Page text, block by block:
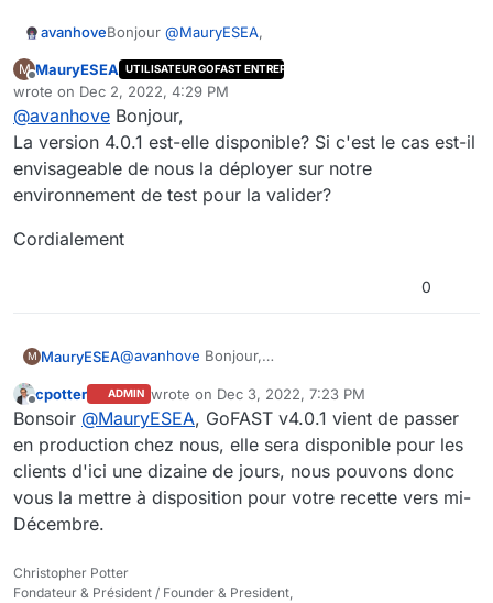
avanhoveBonjour @MauryESEA,
La version 4.0.1 va passer en phase de recette de
notre côté.
Elle sera disponible d'ici à 2 à 3 semaines avec le
correctif demandé.
Cordialement,
M
Offline
MauryESEA UTILISATEUR GOFAST ENTREPRISE
wrote on Dec 2, 2022, 4:29 PM
last edited by
@avanhove Bonjour,
La version 4.0.1 est-elle disponible? Si c'est le cas est-il
envisageable de nous la déployer sur notre
environnement de test pour la valider?
Cordialement
0
M MauryESEA@avanhove Bonjour,
est-il envisageable de nous la déployer sur notre
environnement de test pour la valider?
Cordialement
Offline
cpotter ADMIN wrote on Dec 3, 2022, 7:23 PM
last edited by
Bonsoir @MauryESEA, GoFAST v4.0.1 vient de passer
en production chez nous, elle sera disponible pour les
clients d'ici une dizaine de jours, nous pouvons donc
vous la mettre à disposition pour votre recette vers mi-
Décembre.
Christopher Potter
Fondateur & Président / Founder & President,